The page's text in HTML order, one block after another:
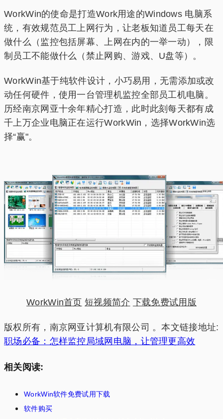
WorkWin的使命是打造Work用途的Windows 电脑系
统，有效规范员工上网行为，让老板知道员工每天在
做什么（监控包括屏幕、上网在内的一举一动），限
制员工不能做什么（禁止网购、游戏、U盘等）。
WorkWin基于纯软件设计，小巧易用，无需添加或改
动任何硬件，使用一台管理机监控全部员工机电脑。
历经南京网亚十余年精心打造，此时此刻每天都有成
千上万企业电脑正在运行WorkWin，选择WorkWin选
择“赢"。
WorkWin首页 短视频简介 下载免费试用版
版权所有，南京网亚计算机有限公司 。本文链接地址:
职场必备：怎样监控局域网电脑，让管理更高效
相关阅读:
WorkWin软件免费试用下载
软件购买